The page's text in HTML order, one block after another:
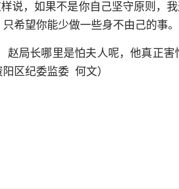
样说，如果不是你自己坚守原则，
只希望你能少做一些身不由己的事
赵局长哪里是怕夫人呢，他真正
阳区纪委监委 何文）